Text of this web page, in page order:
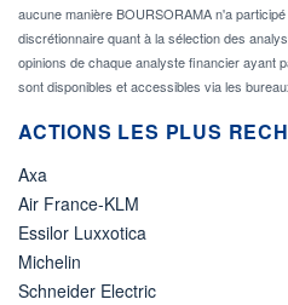
aucune manière BOURSORAMA n'a
discrétionnaire quant à la sélection des
opinions de chaque analyste financier ayant
sont disponibles et accessibles via les
ACTIONS LES PLUS
Axa
Air France-KLM
Essilor Luxxotica
Michelin
Schneider Electric